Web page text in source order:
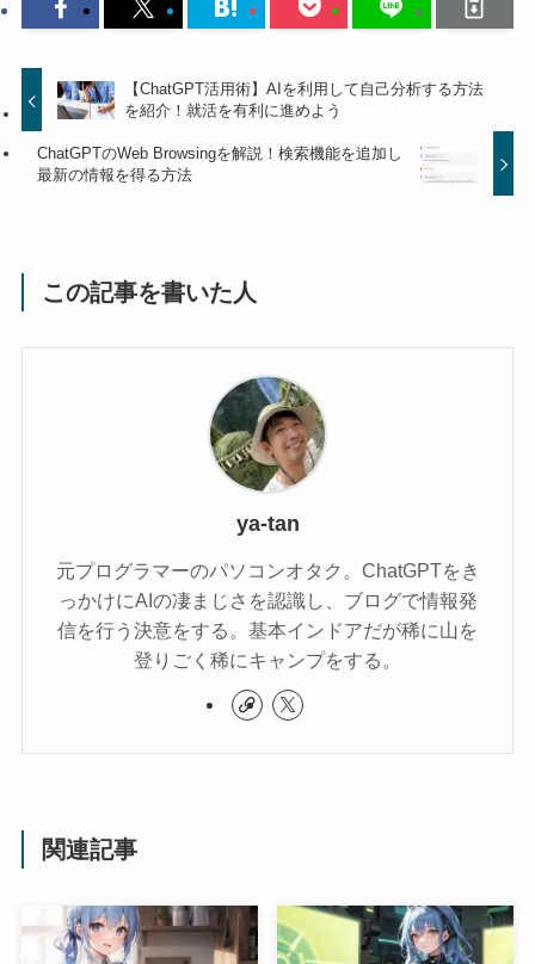
【ChatGPT活用術】AIを利用して自己分析する方法
を紹介！就活を有利に進めよう
ChatGPTのWeb Browsingを解説！検索機能を追加し
最新の情報を得る方法
この記事を書いた人
ya-tan
元プログラマーのパソコンオタク。ChatGPTをき
っかけにAIの凄まじさを認識し、ブログで情報発
信を行う決意をする。基本インドアだが稀に山を
登りごく稀にキャンプをする。
関連記事